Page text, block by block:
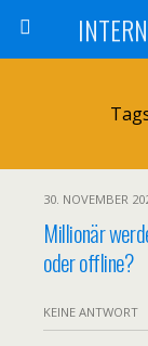
30. NOVEMBER
Millionär
oder offline?
KEINE ANTWORT